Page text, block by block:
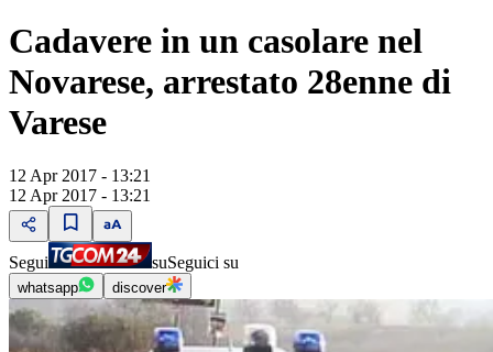
Cadavere in un casolare nel
Novarese, arrestato 28enne di
Varese
12 Apr 2017 - 13:21
12 Apr 2017 - 13:21
Segui suSeguici su
whatsapp discover